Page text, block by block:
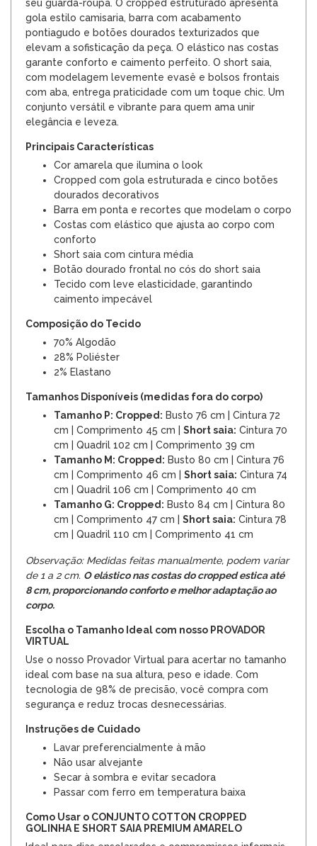
seu guarda-roupa. O cropped estruturado apresenta
gola estilo camisaria, barra com acabamento
pontiagudo e botões dourados texturizados que
elevam a sofisticação da peça. O elástico nas costas
garante conforto e caimento perfeito. O short saia,
com modelagem levemente evasê e bolsos frontais
com aba, entrega praticidade com um toque chic. Um
conjunto versátil e vibrante para quem ama unir
elegância e leveza.
Principais Características
Cor amarela que ilumina o look
Cropped com gola estruturada e cinco botões
dourados decorativos
Barra em ponta e recortes que modelam o corpo
Costas com elástico que ajusta ao corpo com
conforto
Short saia com cintura média
Botão dourado frontal no cós do short saia
Tecido com leve elasticidade, garantindo
caimento impecável
Composição do Tecido
70% Algodão
28% Poliéster
2% Elastano
Tamanhos Disponíveis (medidas fora do corpo)
Tamanho P: Cropped: Busto 76 cm | Cintura 72
cm | Comprimento 45 cm | Short saia: Cintura 70
cm | Quadril 102 cm | Comprimento 39 cm
Tamanho M: Cropped: Busto 80 cm | Cintura 76
cm | Comprimento 46 cm | Short saia: Cintura 74
cm | Quadril 106 cm | Comprimento 40 cm
Tamanho G: Cropped: Busto 84 cm | Cintura 80
cm | Comprimento 47 cm | Short saia: Cintura 78
cm | Quadril 110 cm | Comprimento 41 cm
Observação: Medidas feitas manualmente, podem variar
de 1 a 2 cm. O elástico nas costas do cropped estica até
8 cm, proporcionando conforto e melhor adaptação ao
corpo.
Escolha o Tamanho Ideal com nosso PROVADOR
VIRTUAL
Use o nosso Provador Virtual para acertar no tamanho
ideal com base na sua altura, peso e idade. Com
tecnologia de 98% de precisão, você compra com
segurança e reduz trocas desnecessárias.
Instruções de Cuidado
Lavar preferencialmente à mão
Não usar alvejante
Secar à sombra e evitar secadora
Passar com ferro em temperatura baixa
Como Usar o CONJUNTO COTTON CROPPED
GOLINHA E SHORT SAIA PREMIUM AMARELO